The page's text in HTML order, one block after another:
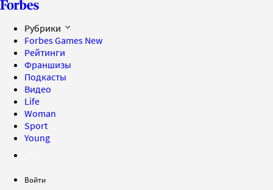
Рубрики
Forbes Games New
Рейтинги
Франшизы
Подкасты
Видео
Life
Woman
Sport
Young
Войти